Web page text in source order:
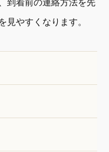
やすくなります。